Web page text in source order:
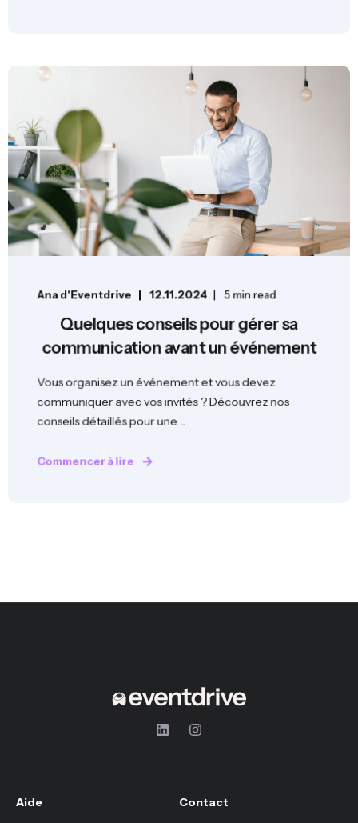
Ana d'Eventdrive 12.11.2024 5 min read
Quelques conseils pour gérer sa
communication avant un événement
Vous organisez un événement et vous devez
communiquer avec vos invités ? Découvrez nos
conseils détaillés pour une ...
Commencer à lire
Aide Contact